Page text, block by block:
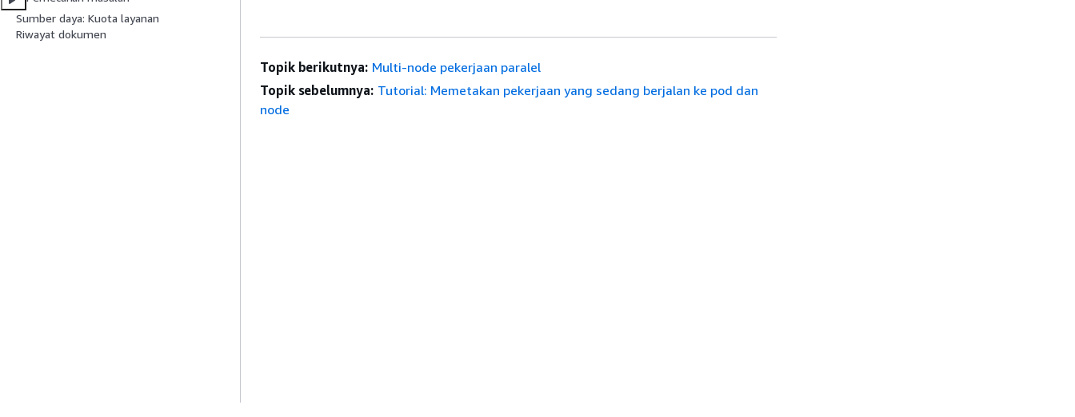
Sumber daya: Kuota layanan
Riwayat dokumen
Topik berikutnya: Multi-node pekerjaan paralel
Topik sebelumnya: Tutorial: Memetakan pekerjaan yang sedang berjalan ke pod dan
node